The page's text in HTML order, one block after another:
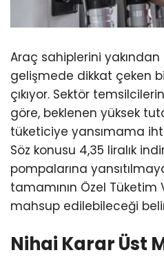
Araç sahiplerini
gelişmede dikkat çeken
çıkıyor. Sektör
göre, beklenen yüksek
tüketiciye yansımama
Söz konusu 4,35 liralık
pompalarına
tamamının Özel Tüketim
mahsup edilebileceği
Nihai Karar Üst